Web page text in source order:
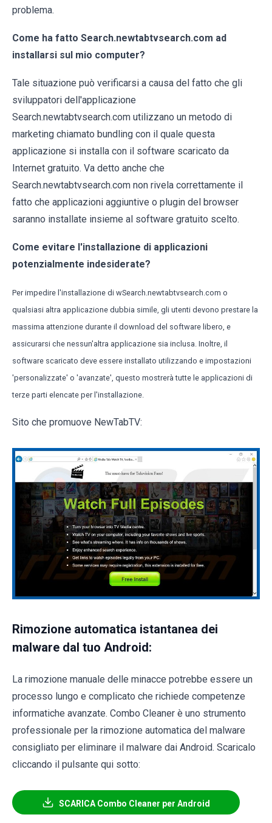
problema.
Come ha fatto Search.newtabtvsearch.com ad
installarsi sul mio computer?
Tale situazione può verificarsi a causa del fatto che gli
sviluppatori dell'applicazione
Search.newtabtvsearch.com utilizzano un metodo di
marketing chiamato bundling con il quale questa
applicazione si installa con il software scaricato da
Internet gratuito. Va detto anche che
Search.newtabtvsearch.com non rivela correttamente il
fatto che applicazioni aggiuntive o plugin del browser
saranno installate insieme al software gratuito scelto.
Come evitare l'installazione di applicazioni
potenzialmente indesiderate?
Per impedire l'installazione di wSearch.newtabtvsearch.com o
qualsiasi altra applicazione dubbia simile, gli utenti devono prestare la
massima attenzione durante il download del software libero, e
assicurarsi che nessun'altra applicazione sia inclusa. Inoltre, il
software scaricato deve essere installato utilizzando e impostazioni
'personalizzate' o 'avanzate', questo mostrerà tutte le applicazioni di
terze parti elencate per l'installazione.
Sito che promuove NewTabTV:
Rimozione automatica istantanea dei
malware dal tuo Android:
La rimozione manuale delle minacce potrebbe essere un
processo lungo e complicato che richiede competenze
informatiche avanzate. Combo Cleaner è uno strumento
professionale per la rimozione automatica del malware
consigliato per eliminare il malware dai Android. Scaricalo
cliccando il pulsante qui sotto:
SCARICA Combo Cleaner per Android